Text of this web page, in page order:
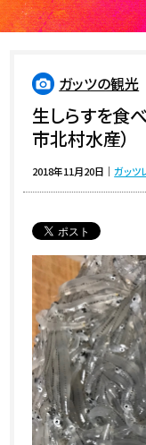
ガッツの観光
生しらすを食
市北村水産）
2018年11月20日 ｜ガッツ